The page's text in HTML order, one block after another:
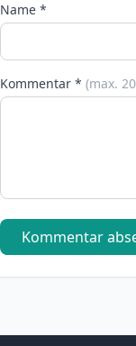
Name *
Kommentar * (max.
Kommentar